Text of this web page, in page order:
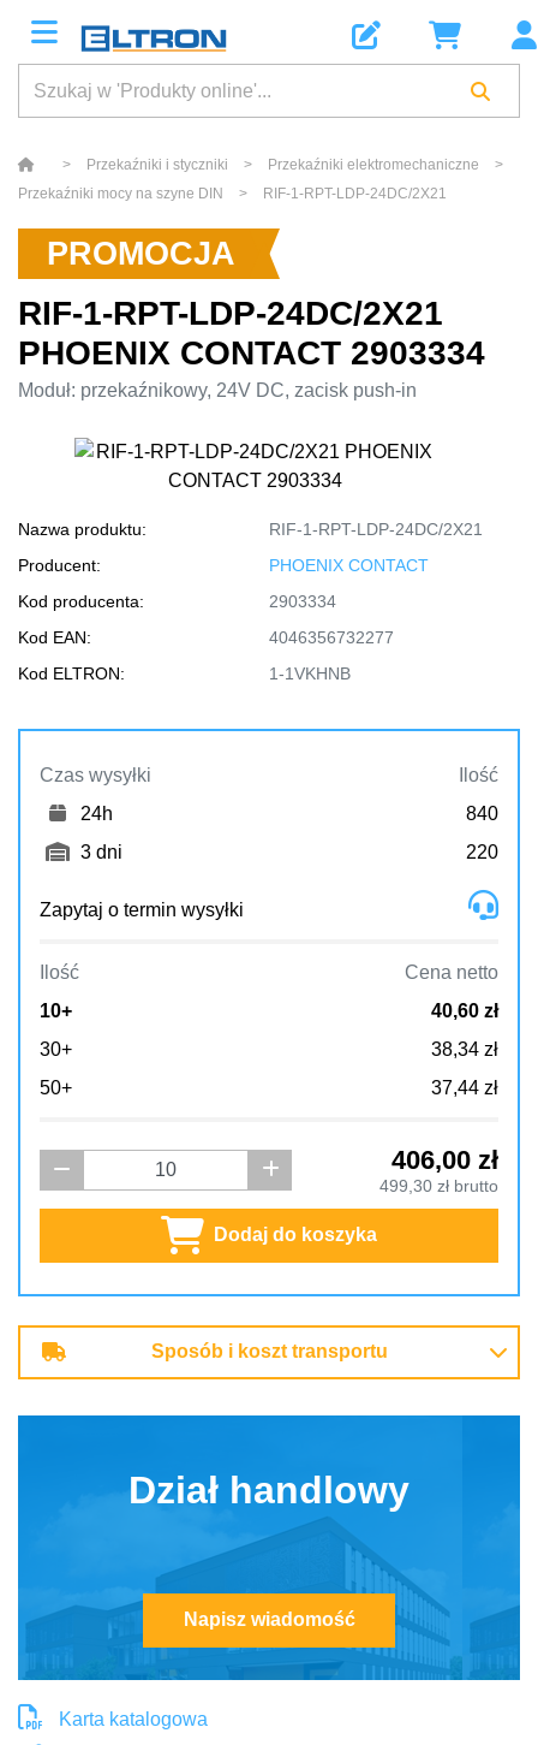
> Przekaźniki i styczniki > Przekaźniki elektromechaniczne
>
Przekaźniki mocy na szyne DIN
> RIF-1-RPT-LDP-24DC/2X21
PROMOCJA
RIF-1-RPT-LDP-24DC/2X21
PHOENIX CONTACT 2903334
Moduł: przekaźnikowy, 24V DC, zacisk push-in
Nazwa produktu:
RIF-1-RPT-LDP-24DC/2X21
Producent:
PHOENIX CONTACT
Kod producenta:
2903334
Kod EAN:
4046356732277
Kod ELTRON:
1-1VKHNB
Czas wysyłki
Ilość
24h
840
3 dni
220
Zapytaj o termin wysyłki
Ilość
Cena netto
10+
40,60 zł
30+
38,34 zł
50+
37,44 zł
406,00zł
499,30zł brutto
Dodaj do koszyka
Sposób i koszt transportu
Dział handlowy
Napisz wiadomość
Karta katalogowa